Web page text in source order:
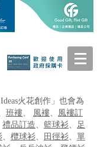
火花創作」也會為
班褸、 風褸、 風褸訂
禮品訂造、 籃球衫、 足
、 欖球衫、 田徑衫、 單